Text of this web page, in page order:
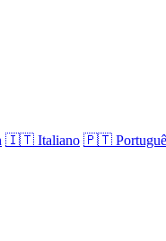
🇮🇹 Italiano 🇵🇹